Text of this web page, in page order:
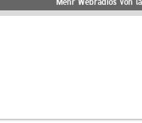
Mehr Webradios von